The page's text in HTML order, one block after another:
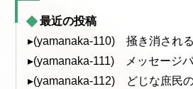
最近の投稿
▸(yamanaka-110) 掻き消され
▸(yamanaka-111) メッセージ
▸(yamanaka-112) どじな庶民